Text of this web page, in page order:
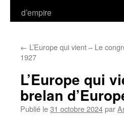
d’empire
← L’Europe qui vient – Le
1927
L’Europe qui
brelan
Publié le31 octobre 2024par